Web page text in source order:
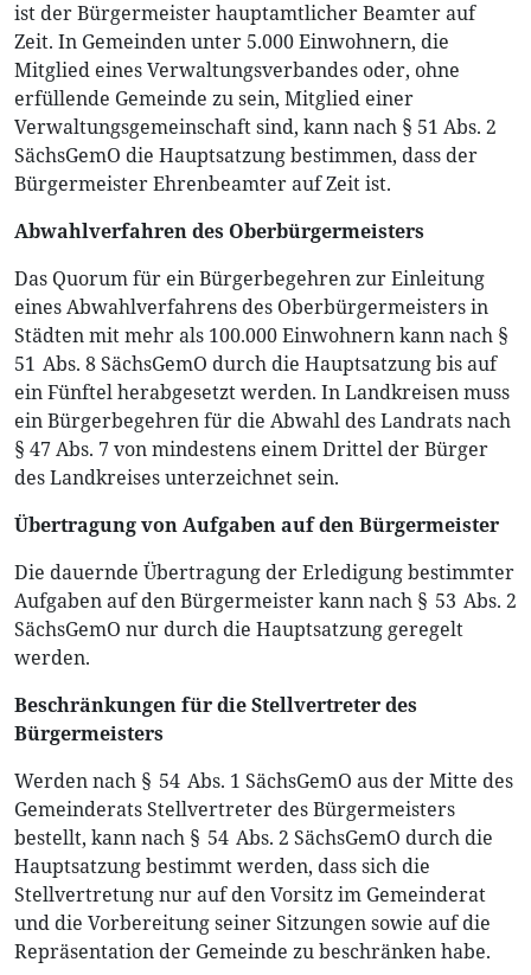
ist der Bürgermeister hauptamtlicher Beamter auf
Zeit. In Gemeinden unter 5.000 Einwohnern, die
Mitglied eines Verwaltungsverbandes oder, ohne
erfüllende Gemeinde zu sein, Mitglied einer
Verwaltungsgemeinschaft sind, kann nach § 51 Abs. 2
SächsGemO die Hauptsatzung bestimmen, dass der
Bürgermeister Ehrenbeamter auf Zeit ist.
Abwahlverfahren des Oberbürgermeisters
Das Quorum für ein Bürgerbegehren zur Einleitung
eines Abwahlverfahrens des Oberbürgermeisters in
Städten mit mehr als 100.000 Einwohnern kann nach §
51 Abs. 8 SächsGemO durch die Hauptsatzung bis auf
ein Fünftel herabgesetzt werden. In Landkreisen muss
ein Bürgerbegehren für die Abwahl des Landrats nach
§ 47 Abs. 7 von mindestens einem Drittel der Bürger
des Landkreises unterzeichnet sein.
Übertragung von Aufgaben auf den Bürgermeister
Die dauernde Übertragung der Erledigung bestimmter
Aufgaben auf den Bürgermeister kann nach § 53 Abs. 2
SächsGemO nur durch die Hauptsatzung geregelt
werden.
Beschränkungen für die Stellvertreter des
Bürgermeisters
Werden nach § 54 Abs. 1 SächsGemO aus der Mitte des
Gemeinderats Stellvertreter des Bürgermeisters
bestellt, kann nach § 54 Abs. 2 SächsGemO durch die
Hauptsatzung bestimmt werden, dass sich die
Stellvertretung nur auf den Vorsitz im Gemeinderat
und die Vorbereitung seiner Sitzungen sowie auf die
Repräsentation der Gemeinde zu beschränken habe.